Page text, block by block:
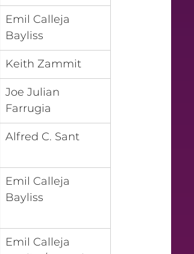
Emil Calleja
Bayliss
Keith Zammit
Joe Julian
Farrugia
Alfred C. Sant
Emil Calleja
Bayliss
Emil Calleja